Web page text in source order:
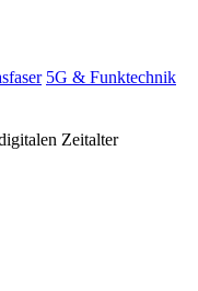
5G & Funktechnik
Zeitalter